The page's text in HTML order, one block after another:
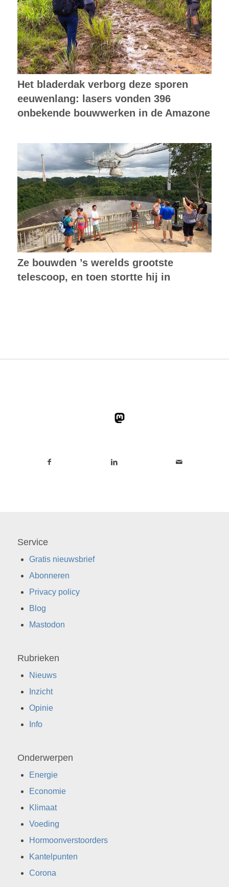
Het bladerdak verborg deze sporen
eeuwenlang: lasers vonden 396
onbekende bouwwerken in de Amazone
Ze bouwden ’s werelds grootste
telescoop, en toen stortte hij in
Service
Gratis nieuwsbrief
Abonneren
Privacy policy
Blog
Mastodon
Rubrieken
Nieuws
Inzicht
Opinie
Info
Onderwerpen
Energie
Economie
Klimaat
Voeding
Hormoonverstoorders
Kantelpunten
Corona